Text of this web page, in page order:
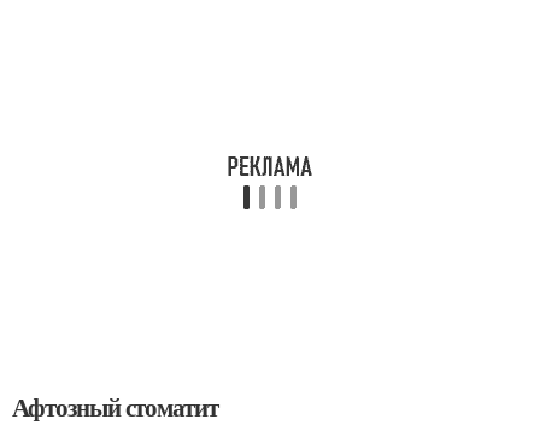
Афтозный стоматит